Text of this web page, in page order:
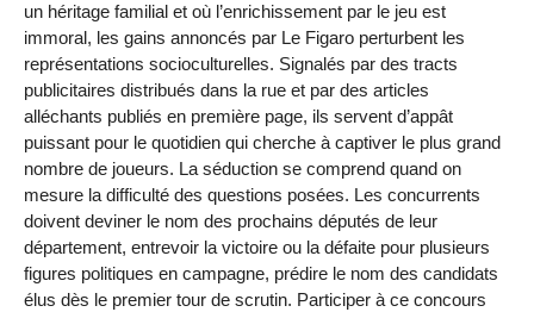
un héritage familial et où l’enrichissement par le jeu est
immoral, les gains annoncés par Le Figaro perturbent les
représentations socioculturelles. Signalés par des tracts
publicitaires distribués dans la rue et par des articles
alléchants publiés en première page, ils servent d’appât
puissant pour le quotidien qui cherche à captiver le plus grand
nombre de joueurs. La séduction se comprend quand on
mesure la difficulté des questions posées. Les concurrents
doivent deviner le nom des prochains députés de leur
département, entrevoir la victoire ou la défaite pour plusieurs
figures politiques en campagne, prédire le nom des candidats
élus dès le premier tour de scrutin. Participer à ce concours